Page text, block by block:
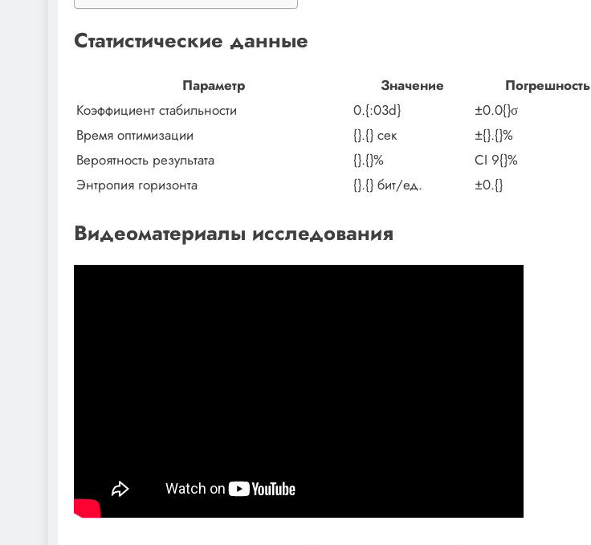
Статистические данные
Параметр Значение Погрешность
Коэффициент стабильности
0.{:03d} ±0.0{}σ
Время оптимизации
{}.{} сек ±{}.{}%
Вероятность результата
{}.{}% CI 9{}%
Энтропия горизонта
{}.{} бит/ед. ±0.{}
Видеоматериалы исследования